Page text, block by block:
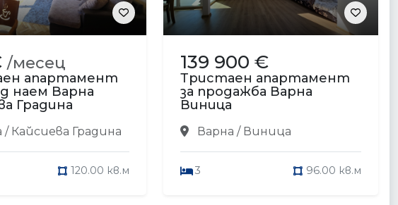
/месец
апартамент
наем Варна
Градина
/ Кайсиева Градина
120.00 кв.м
139 900 €
Тристаен апартамент
за продажба Варна
Виница
Варна / Виница
3 96.00 кв.м